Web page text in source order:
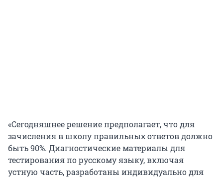
«Сегодняшнее решение предполагает, что для
зачисления в школу правильных ответов должно
быть 90%. Диагностические материалы для
тестирования по русскому языку, включая
устную часть, разработаны индивидуально для